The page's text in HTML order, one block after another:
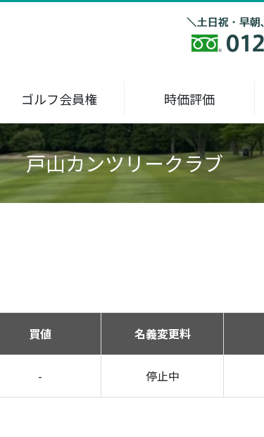
ゴルフ会員権 時価評価
戸山カンツリークラブ
買値 名義変更料
- 停止中